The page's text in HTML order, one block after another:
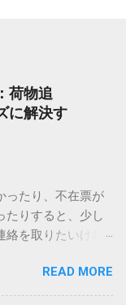
荷物追
に解決す
ったり、不在票が
たりすると、少し
を取りたいけれ
いはずです。 福山
れませんが、個人
READ MORE